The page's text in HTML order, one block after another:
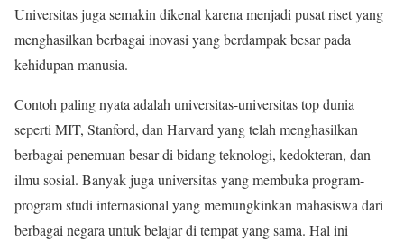
Universitas juga semakin dikenal karena menjadi pusat riset yang
menghasilkan berbagai inovasi yang berdampak besar pada
kehidupan manusia.
Contoh paling nyata adalah universitas-universitas top dunia
seperti MIT, Stanford, dan Harvard yang telah menghasilkan
berbagai penemuan besar di bidang teknologi, kedokteran, dan
ilmu sosial. Banyak juga universitas yang membuka program-
program studi internasional yang memungkinkan mahasiswa dari
berbagai negara untuk belajar di tempat yang sama. Hal ini